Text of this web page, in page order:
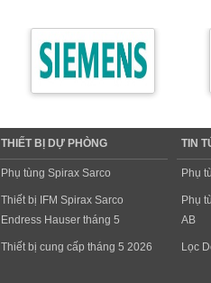
THIẾT BỊ DỰ PHÒNG
Phụ tùng Spirax Sarco
Thiết bị IFM Spirax Sarco
Endress Hauser tháng 5
Thiết bị cung cấp tháng 5 2026
TIN
Phụ
Phụ
AB
Lọc